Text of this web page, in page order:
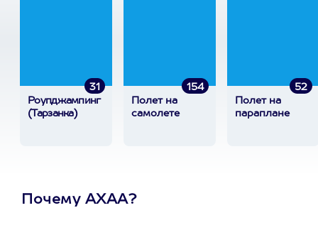
31
Роупджампинг
(Тарзанка)
154
Полет на
самолете
52
Полет на
параплане
Почему АХАА?